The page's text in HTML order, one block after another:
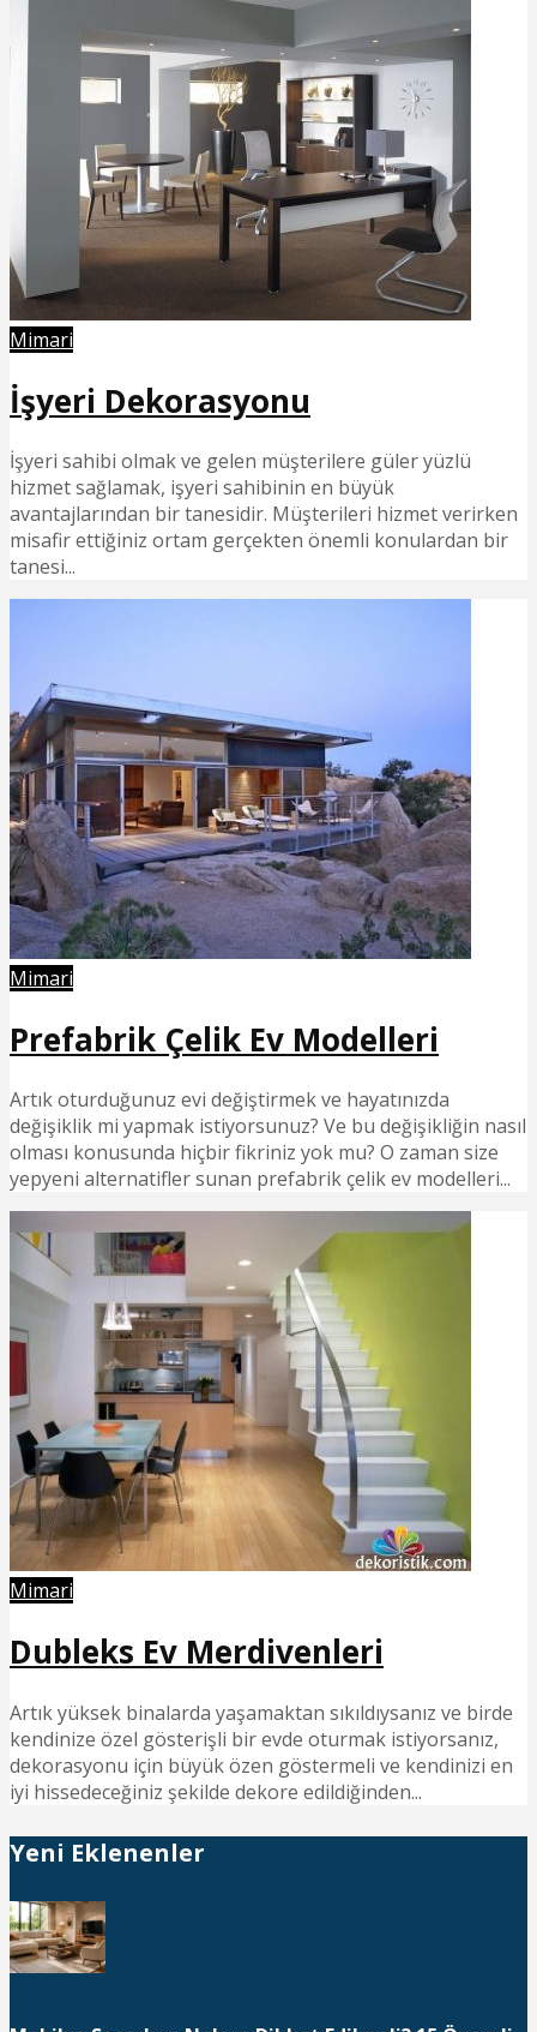
Mimari
İşyeri Dekorasyonu
İşyeri sahibi olmak ve gelen müşterilere güler yüzlü
hizmet sağlamak, işyeri sahibinin en büyük
avantajlarından bir tanesidir. Müşterileri hizmet verirken
misafir ettiğiniz ortam gerçekten önemli konulardan bir
tanesi...
Mimari
Prefabrik Çelik Ev Modelleri
Artık oturduğunuz evi değiştirmek ve hayatınızda
değişiklik mi yapmak istiyorsunuz? Ve bu değişikliğin nasıl
olması konusunda hiçbir fikriniz yok mu? O zaman size
yepyeni alternatifler sunan prefabrik çelik ev modelleri...
Mimari
Dubleks Ev Merdivenleri
Artık yüksek binalarda yaşamaktan sıkıldıysanız ve birde
kendinize özel gösterişli bir evde oturmak istiyorsanız,
dekorasyonu için büyük özen göstermeli ve kendinizi en
iyi hissedeceğiniz şekilde dekore edildiğinden...
Yeni Eklenenler